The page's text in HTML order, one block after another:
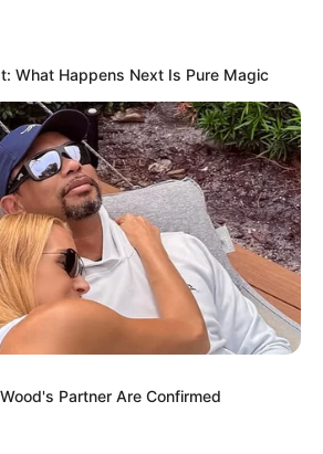
What Happens Next Is Pure Magic
Partner Are Confirmed